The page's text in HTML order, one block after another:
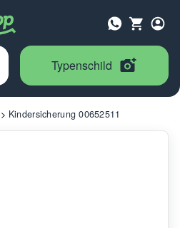
Typenschild
Kindersicherung 00652511